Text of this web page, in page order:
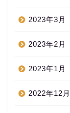
2023年3月
2023年2月
2023年1月
2022年12月